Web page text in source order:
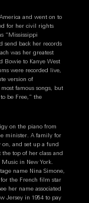
and went on to
for her civil rights
“Mississippi
send back her records
was her greatest
Bowie to Kanye West
were recorded live,
version of
famous songs, but
be Free,” the
on the piano from
minister. A family for
and set up a fund
top of her class and
in New York.
name Nina Simone,
the French film star
her name associated
Jersey in 1954 to pay